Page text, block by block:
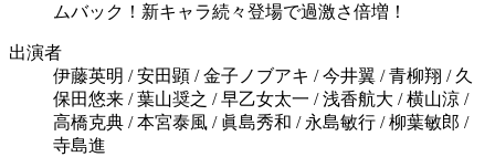
ムバック！新キャラ続々登場で過激さ倍増！
出演者
伊藤英明 / 安田顕 / 金子ノブアキ / 今井翼 / 青柳翔 / 久
保田悠来 / 葉山奨之 / 早乙女太一 / 浅香航大 / 横山涼 /
高橋克典 / 本宮泰風 / 眞島秀和 / 永島敏行 / 柳葉敏郎 /
寺島進